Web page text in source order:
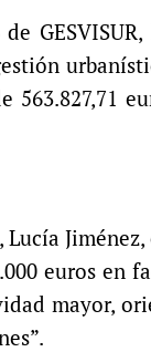
563.827,71
euros en
mayor,